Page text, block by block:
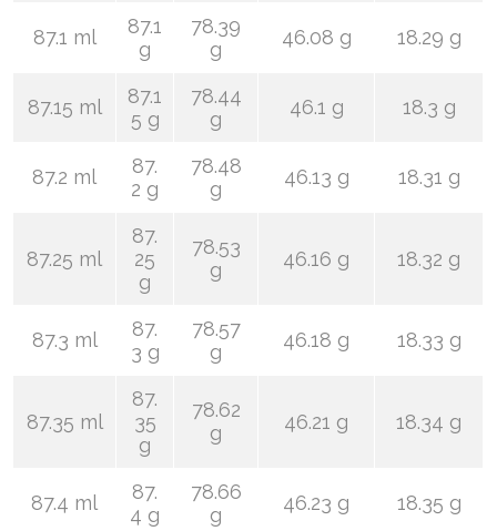
87.1 ml
87.1
g
78.39
g
46.08 g 18.29 g
87.15 ml
87.1
5 g
78.44
g
46.1 g 18.3 g
87.2 ml
87.
2 g
78.48
g
46.13 g 18.31 g
87.25 ml
87.
25
g
78.53
g
46.16 g 18.32 g
87.3 ml
87.
3 g
78.57
g
46.18 g 18.33 g
87.35 ml
87.
35
g
78.62
g
46.21 g 18.34 g
87.4 ml
87.
4 g
78.66
g
46.23 g 18.35 g